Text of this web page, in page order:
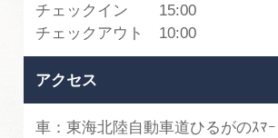
チェックイン 15:00
チェックアウト 10:00
アクセス
車：東海北陸自動車道ひるがのｽﾏ